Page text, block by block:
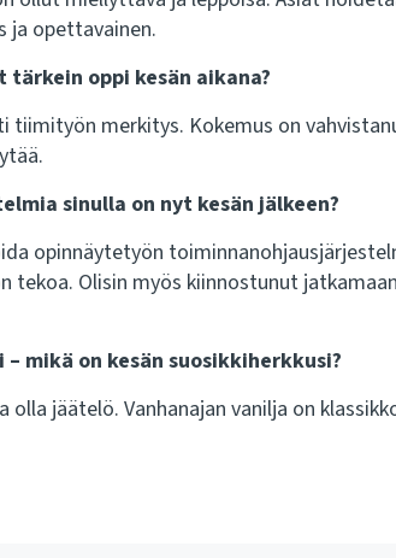
ja opettavainen.
tärkein oppi kesän aikana?
tiimityön merkitys. Kokemus on
sinulla on nyt kesän jälkeen?
opinnäytetyön
tekoa. Olisin myös kiinnostunut
– mikä on kesän suosikkiherkkusi?
olla jäätelö. Vanhanajan vanilja on